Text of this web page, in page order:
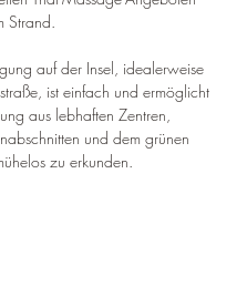
Strand.
auf der Insel, idealerweise
ist einfach und ermöglicht
aus lebhaften Zentren,
und dem grünen
zu erkunden.